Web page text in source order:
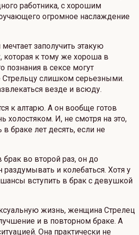
работника, с хорошим
огромное наслаждение
заполучить этакую
к тому же хороша в
познания в сексе могут
Стрельцу слишком серьезными.
везде и всюду.
к алтарю. А он вообще готов
холостяком. И, не смотря на это,
браке лет десять, если не
брак во второй раз, он до
раздумывать и колебаться. Хотя у
вступить в брак с девушкой
жизнь, женщина Стрелец
и в повторном браке. А
Она практически не